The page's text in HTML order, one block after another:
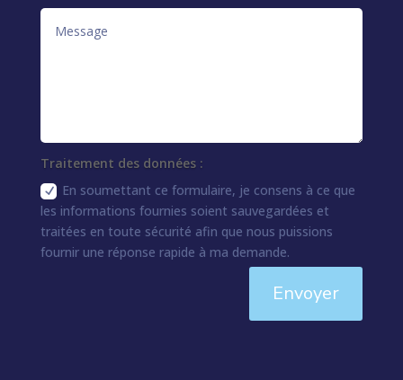
Traitement des données :
En soumettant ce formulaire, je consens à ce que
les informations fournies soient sauvegardées et
traitées en toute sécurité afin que nous puissions
fournir une réponse rapide à ma demande.
Envoyer